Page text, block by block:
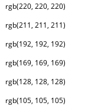
rgb(220, 220, 220)
rgb(211, 211, 211)
rgb(192, 192, 192)
rgb(169, 169, 169)
rgb(128, 128, 128)
rgb(105, 105, 105)